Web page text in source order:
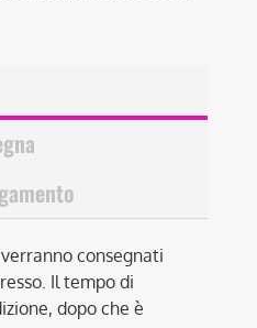
consegnati
Il tempo di
dopo che è